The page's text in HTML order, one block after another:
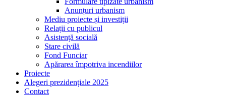
Anunțuri urbanism
Mediu proiecte și investiții
Relații cu publicul
Asistență socială
Stare civilă
Fond Funciar
Apărarea împotriva incendiilor
Proiecte
Alegeri prezidențiale 2025
Contact